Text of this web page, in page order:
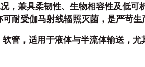
，兼具柔韧性、生物相容性及低可
耐受伽马射线辐照灭菌，是严苛生
管，适用于液体与半流体输送，尤